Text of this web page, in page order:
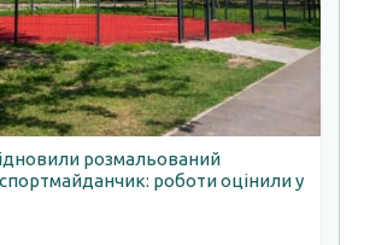
розмальований
роботи оцінили у